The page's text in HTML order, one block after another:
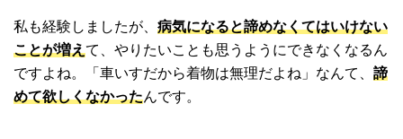
私も経験しましたが、 病気になると諦めなくてはいけない
ことが増えて、やりたいことも思うようにできなくなるん
ですよね。「車いすだから着物は無理だよね」なんて、 諦
めて欲しくなかったんです。